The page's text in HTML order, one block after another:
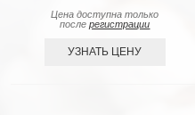
Цена доступна только
послерегистрации
УЗНАТЬ ЦЕНУ